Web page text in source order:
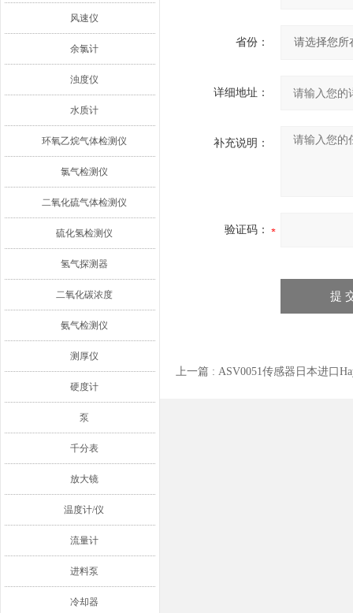
风速仪
余氯计
浊度仪
水质计
环氧乙烷气体检测仪
氯气检测仪
二氧化硫气体检测仪
硫化氢检测仪
氢气探测器
二氧化碳浓度
氨气检测仪
测厚仪
硬度计
泵
千分表
放大镜
温度计/仪
流量计
进料泵
冷却器
省份：
详细地址：
补充说明：
验证码：
上一篇 : ASV0051传感器日本进口